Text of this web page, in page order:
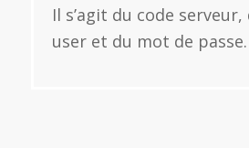
Il s’agit du code
user et du mot de passe.